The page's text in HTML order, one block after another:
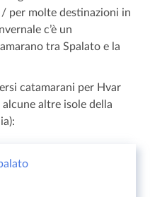
per molte destinazioni in
c’è un
tra Spalato e la
catamarani per Hvar
altre isole della